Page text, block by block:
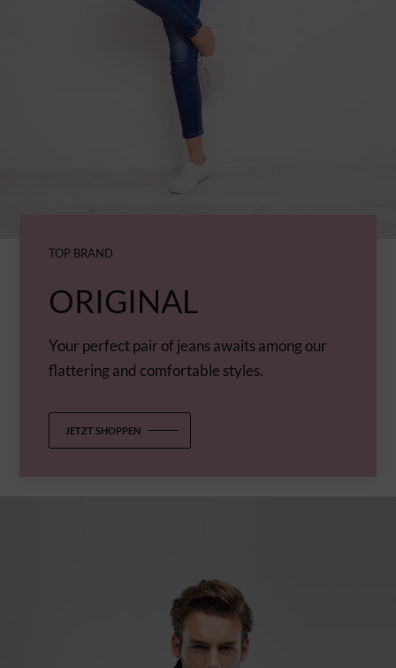
TOP BRAND
ORIGINAL
Your perfect pair of jeans awaits among our
flattering and comfortable styles.
JETZT SHOPPEN